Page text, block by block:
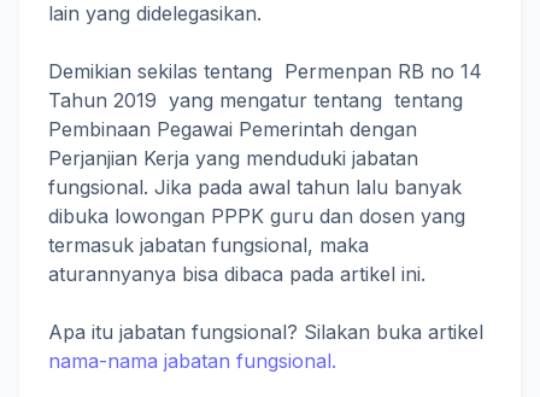
lain yang didelegasikan.
Demikian sekilas tentang Permenpan RB no 14
Tahun 2019 yang mengatur tentang tentang
Pembinaan Pegawai Pemerintah dengan
Perjanjian Kerja yang menduduki jabatan
fungsional. Jika pada awal tahun lalu banyak
dibuka lowongan PPPK guru dan dosen yang
termasuk jabatan fungsional, maka
aturannyanya bisa dibaca pada artikel ini.
Apa itu jabatan fungsional? Silakan buka artikel
nama-nama jabatan fungsional.